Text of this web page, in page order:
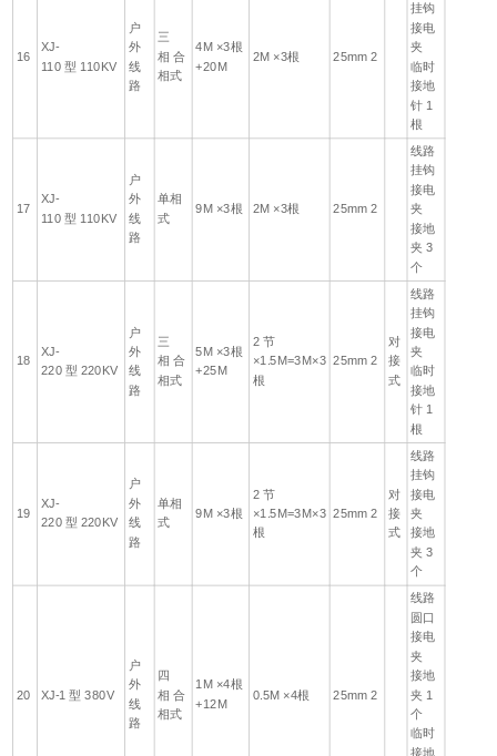
16
XJ-
110 型 110KV
户
外
线
路
三
相 合
相式
4M ×3根
+20M
2M ×3根 25mm 2
挂钩
接电
夹
临时
接地
针 1
根
17
XJ-
110 型 110KV
户
外
线
路
单相
式
9M ×3根 2M ×3根 25mm 2
线路
挂钩
接电
夹
接地
夹 3
个
18
XJ-
220 型 220KV
户
外
线
路
三
相 合
相式
5M ×3根
+25M
2 节
×1.5M=3M×3
根
25mm 2
对
接
式
线路
挂钩
接电
夹
临时
接地
针 1
根
19
XJ-
220 型 220KV
户
外
线
路
单相
式
9M ×3根
2 节
×1.5M=3M×3
根
25mm 2
对
接
式
线路
挂钩
接电
夹
接地
夹 3
个
20 XJ-1 型 380V
户
外
线
路
四
相 合
相式
1M ×4根
+12M
0.5M ×4根 25mm 2
线路
圆口
接电
夹
接地
夹 1
个
临时
接地